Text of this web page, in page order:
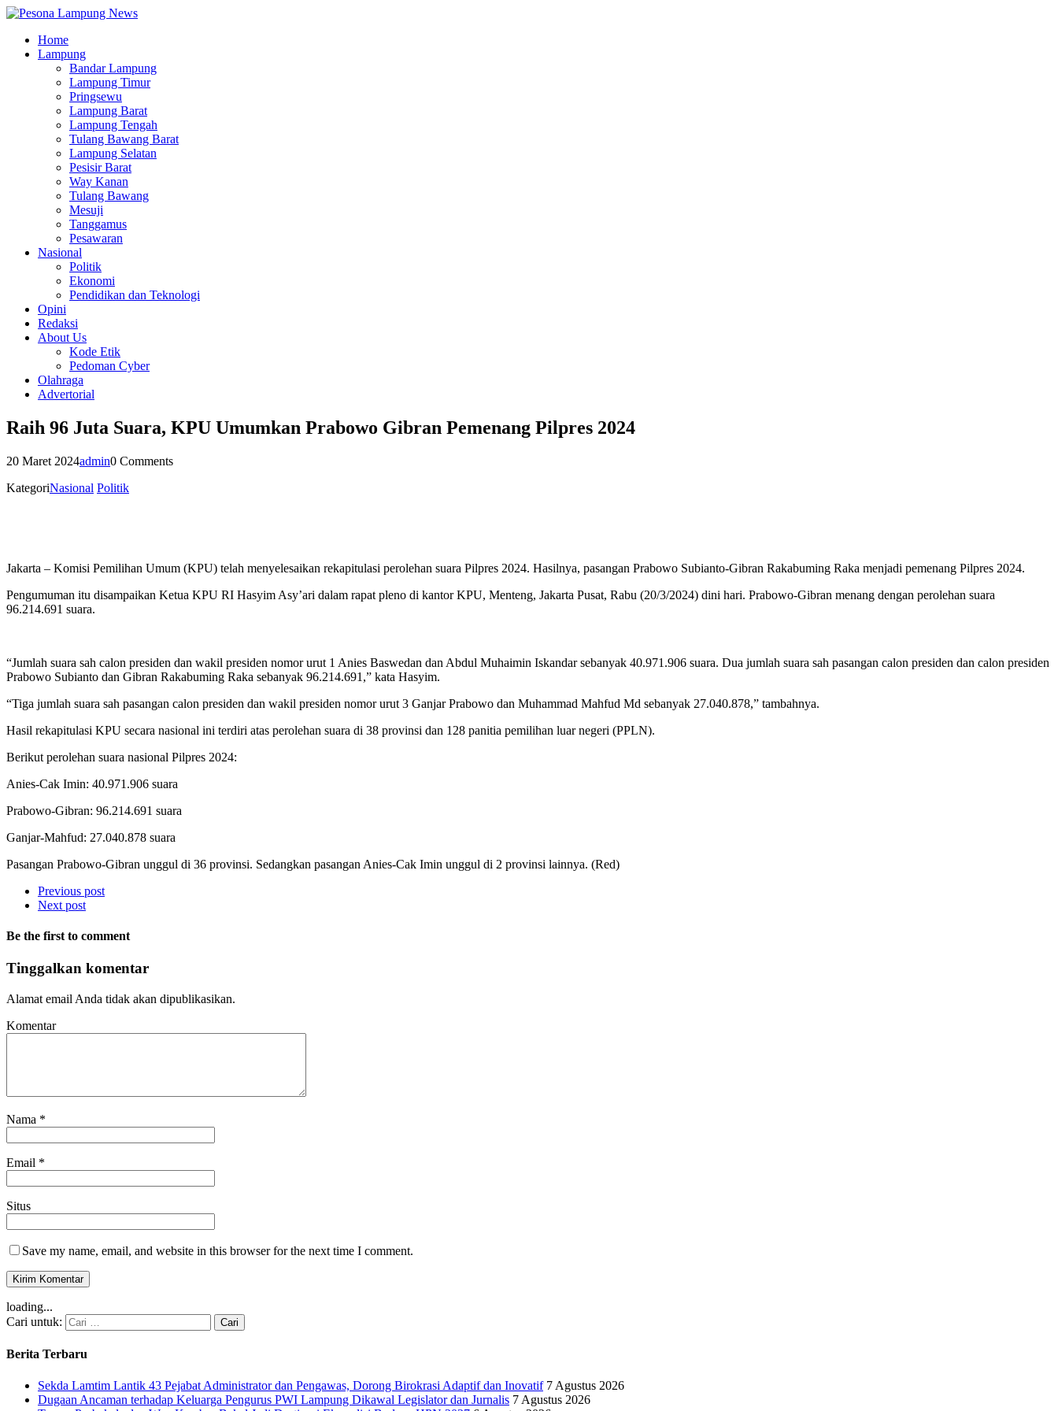
Home
Lampung
Bandar Lampung
Lampung Timur
Pringsewu
Lampung Barat
Lampung Tengah
Tulang Bawang Barat
Lampung Selatan
Pesisir Barat
Way Kanan
Tulang Bawang
Mesuji
Tanggamus
Pesawaran
Nasional
Politik
Ekonomi
Pendidikan dan Teknologi
Opini
Redaksi
About Us
Kode Etik
Pedoman Cyber
Olahraga
Advertorial
Raih 96 Juta Suara, KPU Umumkan Prabowo Gibran Pemenang Pilpres 2024
20 Maret 2024admin0 Comments
KategoriNasional Politik
Jakarta – Komisi Pemilihan Umum (KPU) telah menyelesaikan rekapitulasi perolehan suara Pilpres 2024. Hasilnya, pasangan Prabowo Subianto-Gibran Rakabuming Raka menjadi pemenang Pilpres 2024.
Pengumuman itu disampaikan Ketua KPU RI Hasyim Asy’ari dalam rapat pleno di kantor KPU, Menteng, Jakarta Pusat, Rabu (20/3/2024) dini hari. Prabowo-Gibran menang dengan perolehan suara
96.214.691 suara.
“Jumlah suara sah calon presiden dan wakil presiden nomor urut 1 Anies Baswedan dan Abdul Muhaimin Iskandar sebanyak 40.971.906 suara. Dua jumlah suara sah pasangan calon presiden dan calon presiden
Prabowo Subianto dan Gibran Rakabuming Raka sebanyak 96.214.691,” kata Hasyim.
“Tiga jumlah suara sah pasangan calon presiden dan wakil presiden nomor urut 3 Ganjar Prabowo dan Muhammad Mahfud Md sebanyak 27.040.878,” tambahnya.
Hasil rekapitulasi KPU secara nasional ini terdiri atas perolehan suara di 38 provinsi dan 128 panitia pemilihan luar negeri (PPLN).
Berikut perolehan suara nasional Pilpres 2024:
Anies-Cak Imin: 40.971.906 suara
Prabowo-Gibran: 96.214.691 suara
Ganjar-Mahfud: 27.040.878 suara
Pasangan Prabowo-Gibran unggul di 36 provinsi. Sedangkan pasangan Anies-Cak Imin unggul di 2 provinsi lainnya. (Red)
Previous post
Next post
Be the first to comment
Tinggalkan komentar
Alamat email Anda tidak akan dipublikasikan.
Komentar
Nama *
Email *
Situs
Save my name, email, and website in this browser for the next time I comment.
loading...
Cari untuk:
Berita Terbaru
Sekda Lamtim Lantik 43 Pejabat Administrator dan Pengawas, Dorong Birokrasi Adaptif dan Inovatif 7 Agustus 2026
Dugaan Ancaman terhadap Keluarga Pengurus PWI Lampung Dikawal Legislator dan Jurnalis 7 Agustus 2026